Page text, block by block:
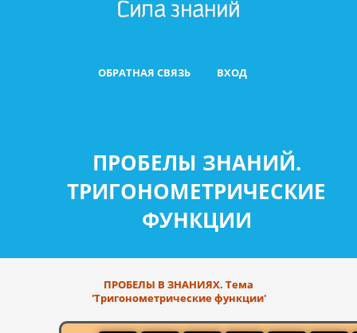
ОБРАТНАЯ СВЯЗЬ ВХОД
ПРОБЕЛЫ ЗНАНИЙ.
ТРИГОНОМЕТРИЧЕСКИЕ
ФУНКЦИИ
ПРОБЕЛЫ В ЗНАНИЯХ. Тема
'Тригонометрические функции'